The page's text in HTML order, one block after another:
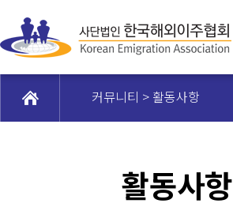
커뮤니티 > 활동사항
활동사항